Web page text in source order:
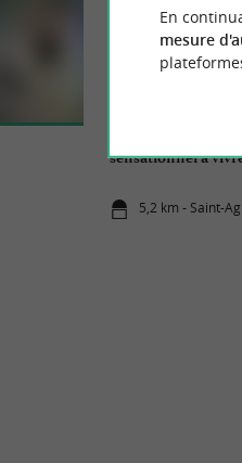
sensationnel à
5,2 km - Saint-
Sportive
En
mesure